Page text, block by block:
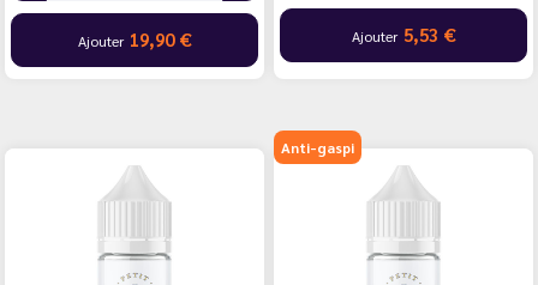
Ajouter 19,90 € Ajouter 5,53 €
Anti-gaspi